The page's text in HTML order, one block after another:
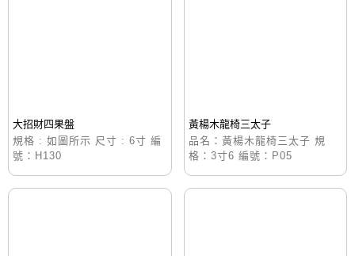
大招財四果盤
規格 : 如圖所示 尺寸 : 6寸 編
號：H130
黃楊木龍椅三太子
品名：黃楊木龍椅三太子 規
格：3寸6 編號：P05